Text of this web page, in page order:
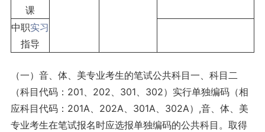
课
中职实习
指导
（一）音、体、美专业考生的笔试公共科目一、科目二
（科目代码：201、202、301、302）实行单独编码（相
应科目代码：201A、202A、301A、302A）,音、体、美
专业考生在笔试报名时应选报单独编码的公共科目。取得